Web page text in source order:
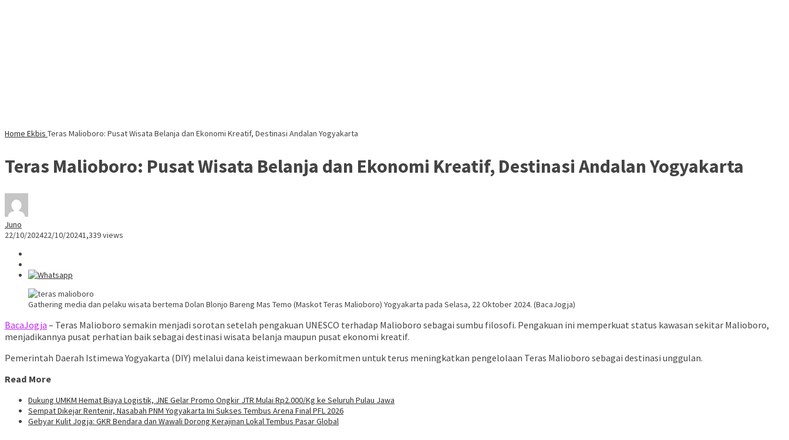
Home Ekbis Teras Malioboro: Pusat Wisata Belanja dan Ekonomi Kreatif, Destinasi Andalan Yogyakarta
Teras Malioboro: Pusat Wisata Belanja dan Ekonomi Kreatif, Destinasi Andalan Yogyakarta
Juno
22/10/202422/10/20241,339 views
Gathering media dan pelaku wisata bertema Dolan Blonjo Bareng Mas Temo (Maskot Teras Malioboro) Yogyakarta pada Selasa, 22 Oktober 2024. (BacaJogja)
BacaJogja – Teras Malioboro semakin menjadi sorotan setelah pengakuan UNESCO terhadap Malioboro sebagai sumbu filosofi. Pengakuan ini memperkuat status kawasan sekitar Malioboro,
menjadikannya pusat perhatian baik sebagai destinasi wisata belanja maupun pusat ekonomi kreatif.
Pemerintah Daerah Istimewa Yogyakarta (DIY) melalui dana keistimewaan berkomitmen untuk terus meningkatkan pengelolaan Teras Malioboro sebagai destinasi unggulan.
Read More
Dukung UMKM Hemat Biaya Logistik, JNE Gelar Promo Ongkir JTR Mulai Rp2.000/Kg ke Seluruh Pulau Jawa
Sempat Dikejar Rentenir, Nasabah PNM Yogyakarta Ini Sukses Tembus Arena Final PFL 2026
Gebyar Kulit Jogja: GKR Bendara dan Wawali Dorong Kerajinan Lokal Tembus Pasar Global